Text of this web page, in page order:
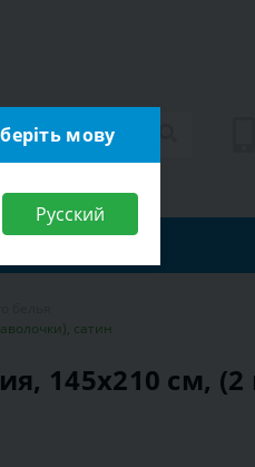
сатин
145х210 см,
мову
Русский